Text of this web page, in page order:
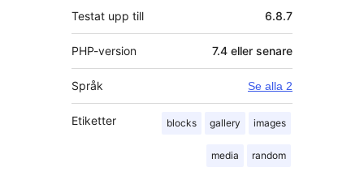
Testat upp till 6.8.7
PHP-version 7.4 eller senare
Språk Se alla 2
Etiketter blocks gallery images
media random